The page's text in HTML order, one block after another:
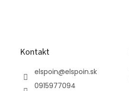
Kontakt
elspoin@elspoin.sk
0915977094